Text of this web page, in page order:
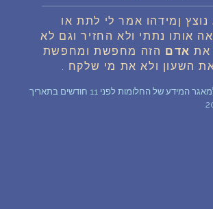
נוצץ ןמידהו אמר לי לתת או
אותו נתתי ולא החזיר וגם לא
את אדם הזה מחפשת ומחפשת
השעון ולא את מי שלקח .
חלום זה התווסף למאגר המידע של החלומות לפני 11 חודשים בתאריך